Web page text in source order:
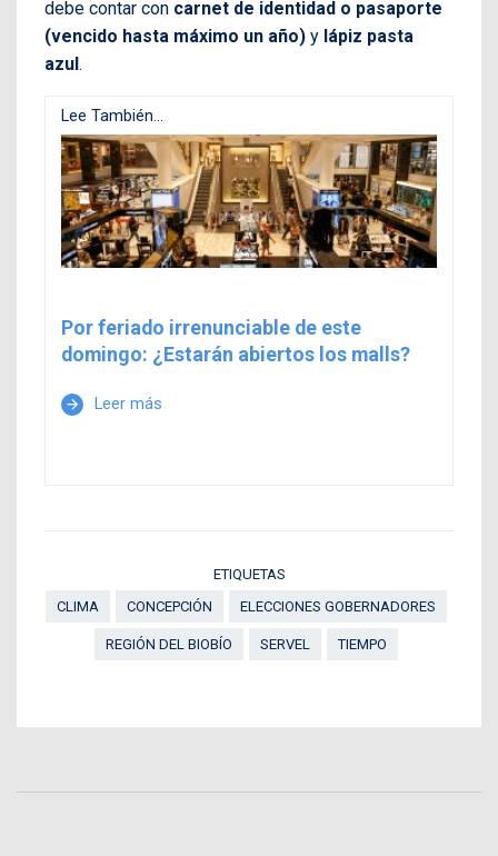
debe contar con carnet de identidad o pasaporte
(vencido hasta máximo un año) y lápiz pasta
azul .
Lee También...
Por feriado irrenunciable de este
domingo: ¿Estarán abiertos los malls?
arrow_forward Leer más
ETIQUETAS
CLIMA
CONCEPCIÓN ELECCIONES GOBERNADORES
REGIÓN DEL BIOBÍO SERVEL TIEMPO